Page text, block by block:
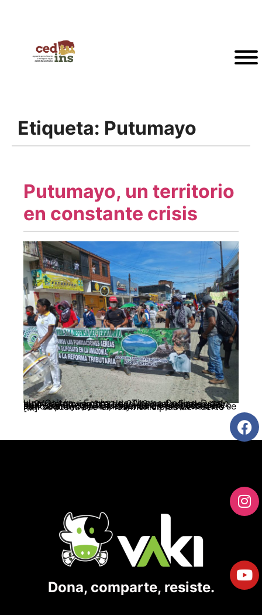
Etiqueta: Putumayo
Putumayo, un territorio
en constante crisis
Lina Gaitán – Equipo de Tierras Cedins. Desde el 24 de noviembre de 2016 hasta finales del mes de julio de 2021 han sido asesinados 35 líderes y lideresas sociales en el departamento de Putumayo, y 16 personas en proceso de reincorporación. La mayoría de estos hechos se han concentrado en los municipios de Puerto […]
Dona, comparte, resiste.